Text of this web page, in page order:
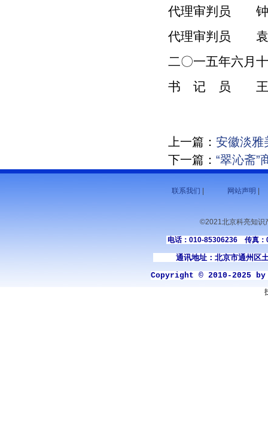
代理审判员
代理审判员 袁
二〇一五年六月
书 记 员 王
上一篇： 安徽淡雅
下一篇： “翠沁斋”
联系我们 网站声明
©2021北京科亮知识
电话：010-85306236 传真
通讯地址：北京市通州区土
Copyright © 2010-2025